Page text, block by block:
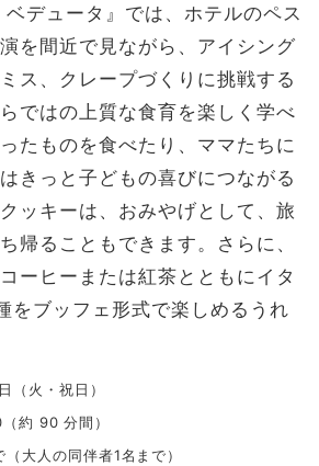
デュータ』では、ホテルのペス
を間近で見ながら、アイシング
ス、クレープづくりに挑戦する
ではの上質な食育を楽しく学べ
たものを食べたり、ママたちに
きっと子どもの喜びにつながる
ッキーは、おみやげとして、旅
帰ることもできます。さらに、
ーヒーまたは紅茶とともにイタ
をブッフェ形式で楽しめるうれ
火・祝日）
約 90 分間）
大人の同伴者1名まで）